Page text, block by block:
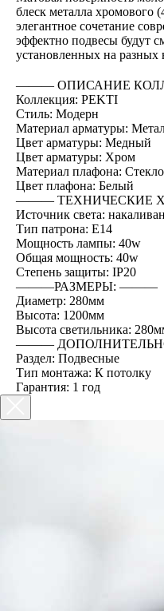
блеск металла хромового
элегантное сочетание
эффектно подвесы будут
установленных на разных
――― ОПИСАНИЕ
Коллекция: PEKTI
Стиль: Модерн
Материал арматуры:
Цвет арматуры: Медный
Цвет арматуры: Хром
Материал плафона: Стекло
Цвет плафона: Белый
――― ТЕХНИЧЕСКИЕ
Источник света:
Тип патрона: E14
Мощность лампы: 40w
Общая мощность: 40w
Степень защиты: IP20
―――РАЗМЕРЫ: ―――
Диаметр: 280мм
Высота: 1200мм
Высота светильника:
―――
Раздел: Подвесные
Тип монтажа: К потолку
Гарантия: 1 год